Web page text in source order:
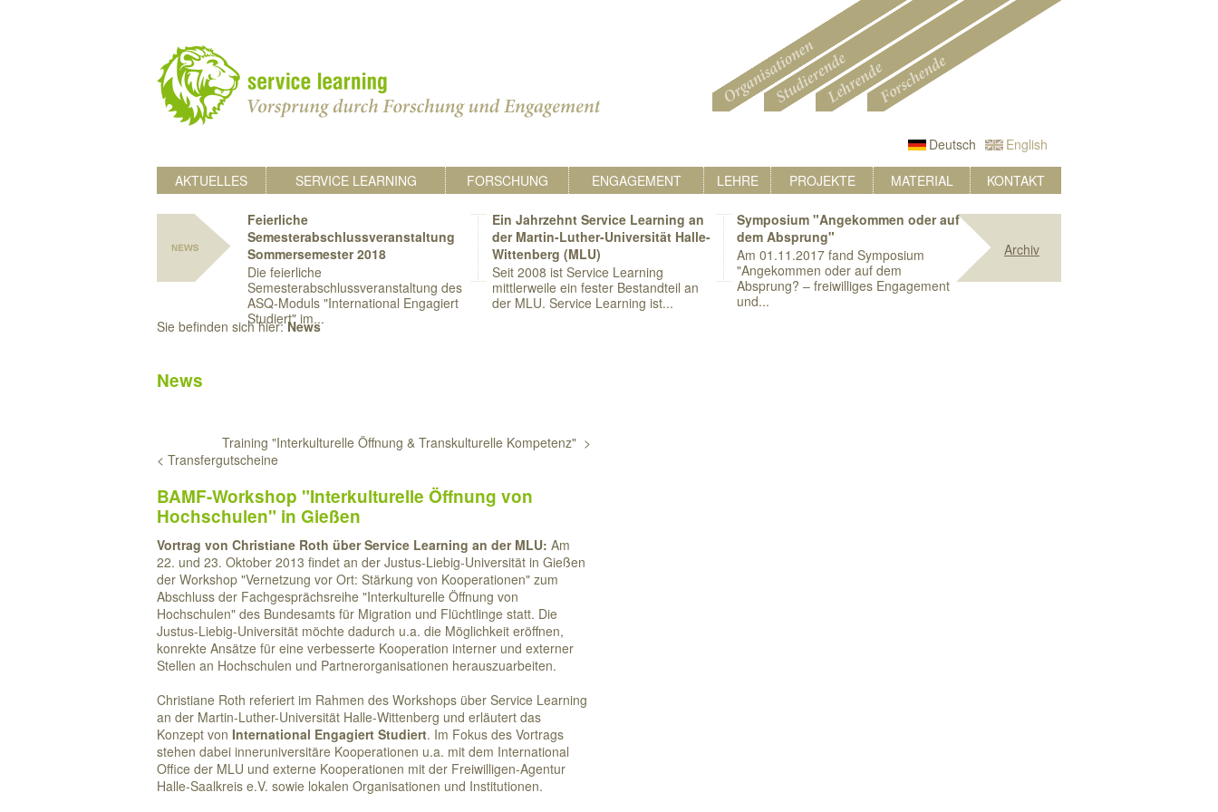
Deutsch
English
AKTUELLES
SERVICE LEARNING FORSCHUNG ENGAGEMENT LEHRE PROJEKTE MATERIAL KONTAKT
Feierliche
Semesterabschlussveranstaltung
Sommersemester 2018
Die feierliche
Semesterabschlussveranstaltung des
ASQ-Moduls "International Engagiert
Studiert" im...
Ein Jahrzehnt Service Learning an
der Martin-Luther-Universität Halle-
Wittenberg (MLU)
Seit 2008 ist Service Learning
mittlerweile ein fester Bestandteil an
der MLU. Service Learning ist...
Symposium "Angekommen oder auf
dem Absprung"
Am 01.11.2017 fand Symposium
"Angekommen oder auf dem
Absprung? – freiwilliges Engagement
und...
Archiv
Sie befinden sich hier:News
News
Training "Interkulturelle Öffnung & Transkulturelle Kompetenz" >
< Transfergutscheine
BAMF-Workshop "Interkulturelle Öffnung von
Hochschulen" in Gießen
Vortrag von Christiane Roth über Service Learning an der MLU: Am
22. und 23. Oktober 2013 findet an der Justus-Liebig-Universität in Gießen
der Workshop "Vernetzung vor Ort: Stärkung von Kooperationen" zum
Abschluss der Fachgesprächsreihe "Interkulturelle Öffnung von
Hochschulen" des Bundesamts für Migration und Flüchtlinge statt. Die
Justus-Liebig-Universität möchte dadurch u.a. die Möglichkeit eröffnen,
konrekte Ansätze für eine verbesserte Kooperation interner und externer
Stellen an Hochschulen und Partnerorganisationen herauszuarbeiten.
Christiane Roth referiert im Rahmen des Workshops über Service Learning
an der Martin-Luther-Universität Halle-Wittenberg und erläutert das
Konzept von International Engagiert Studiert. Im Fokus des Vortrags
stehen dabei inneruniversitäre Kooperationen u.a. mit dem International
Office der MLU und externe Kooperationen mit der Freiwilligen-Agentur
Halle-Saalkreis e.V. sowie lokalen Organisationen und Institutionen.